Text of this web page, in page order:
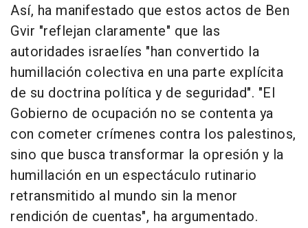
Así, ha manifestado que estos actos de Ben
Gvir "reflejan claramente" que las
autoridades israelíes "han convertido la
humillación colectiva en una parte explícita
de su doctrina política y de seguridad". "El
Gobierno de ocupación no se contenta ya
con cometer crímenes contra los palestinos,
sino que busca transformar la opresión y la
humillación en un espectáculo rutinario
retransmitido al mundo sin la menor
rendición de cuentas", ha argumentado.